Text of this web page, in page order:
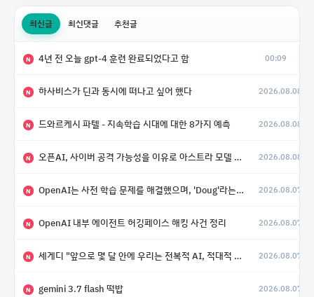
최신글 최신댓글 추천글
N 4년 전 오늘 gpt-4 훈련 완료되었다고 함 00:09
N 하사비스가 딘과 동시에 떠나고 싶어 했다 2026.08.08
N 드와르케시 파텔 - 지속학습 시대에 대한 8가지 예측 2026.08.08
N 오픈AI, 사이버 공격 가능성을 이유로 아스트라 모델 출시 연기 2026.08.08
N OpenAI는 사전 학습 문제를 해결했으며, 'Doug'라는 코드명을 가진 훨씬 더 큰 모델을 활발히 개발 중 2026.08.07
N OpenAI 내부 에이전트 허깅페이스 해킹 사건 정리 2026.08.07
N 세게디 "앞으로 몇 달 안에 우리는 전복적 AI, 적대적 AI 둘 다 보게 될 것" 2026.08.07
N gemini 3.7 flash 떡밥 2026.08.07